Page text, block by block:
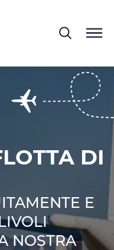
DI
E
NOSTRA